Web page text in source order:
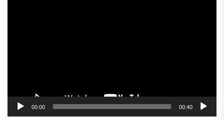
00:00 00:40